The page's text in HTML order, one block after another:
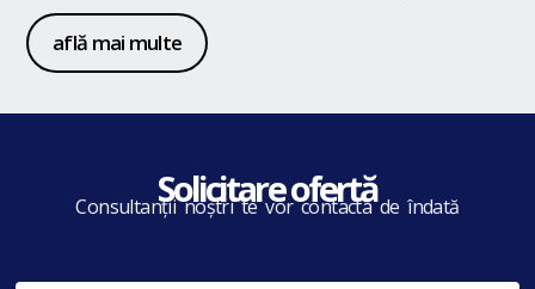
află mai multe
Solicitare ofertă
Consultanții noștri te vor contacta de îndată